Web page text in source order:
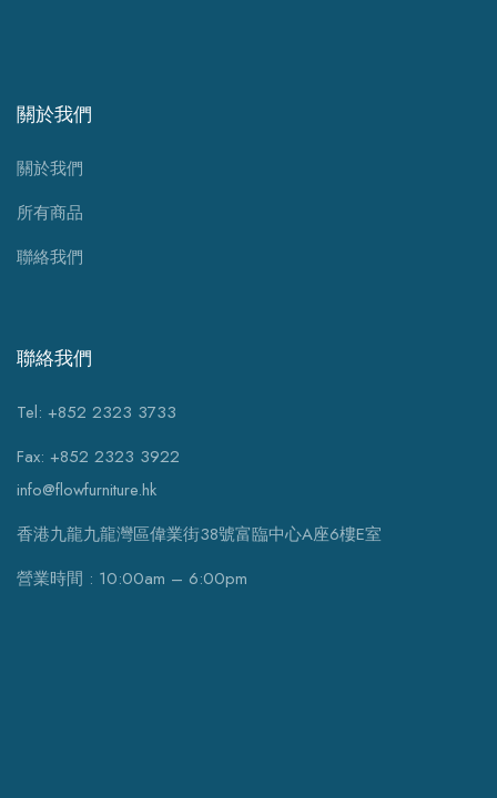
關於我們
關於我們
所有商品
聯絡我們
聯絡我們
Tel: +852 2323 3733
Fax: +852 2323 3922
info@flowfurniture.hk
香港九龍九龍灣區偉業街38號富臨中心A座6樓E室
營業時間 : 10:00am – 6:00pm